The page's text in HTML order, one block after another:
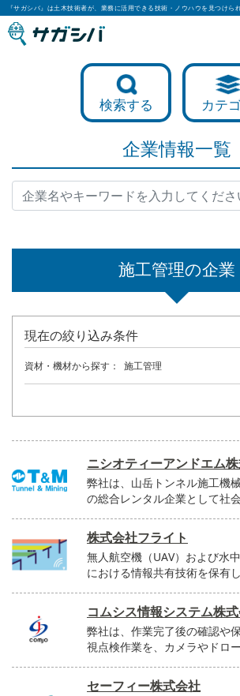
『サガシバ』は土木技術者が、業務に活用できる技術・ノウハウを見つけら
検索する カテ
企業情報一覧
施工管理の企業
現在の絞り込み条件
資材・機材から探す： 施工管理
ニシオティーアンドエム
弊社は、山岳トンネル施工機
の総合レンタル企業として社
株式会社フライト
無人航空機（UAV）および水
における情報共有技術を保有
コムシス情報システム株
弊社は、作業完了後の確認や
視点検作業を、カメラやドロ
セーフィー株式会社